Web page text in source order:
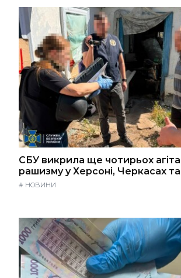
СБУ викрила ще чотирьох
рашизму у Херсоні, Черкасах
# НОВИНИ